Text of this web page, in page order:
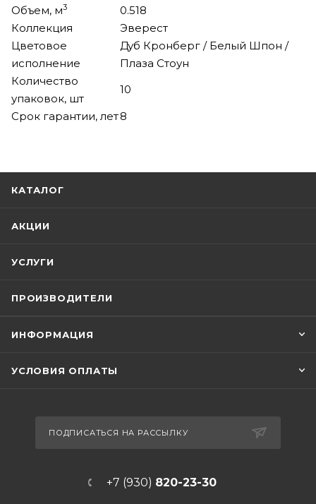
Объем, м3
0.518
Коллекция
Эверест
Цветовое
исполнение
Дуб Кронберг / Белый Шпон /
Плаза Стоун
Количество
упаковок, шт
10
Срок гарантии, лет8
КАТАЛОГ
АКЦИИ
УСЛУГИ
ПРОИЗВОДИТЕЛИ
ИНФОРМАЦИЯ
УСЛОВИЯ ОПЛАТЫ
ПОДПИСАТЬСЯ НА РАССЫЛКУ
+7 (930) 820-23-30